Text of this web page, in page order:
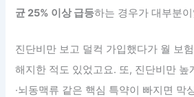
균 25% 이상 급등하는 경우가 대부분
진단비만 보고 덜컥 가입했다가 월 보
해지한 적도 있었고요. 또, 진단비만 높
·뇌동맥류 같은 핵심 특약이 빠지면 막